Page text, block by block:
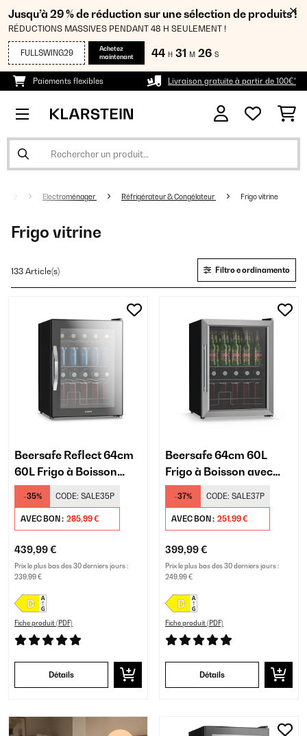
Jusqu’à 29 % de réduction sur une sélection de produits !
RÉDUCTIONS MASSIVES PENDANT 48 H SEULEMENT !
FULLSWING29
Achetez
maintenant
44 H 31 M 25 S
Paiements flexibles Livraison gratuite à partir de 100€*
Electroménager Réfrigérateur & Congélateur Frigo vitrine
Frigo vitrine
133 Article(s) Filtro e ordinamento
Beersafe Reflect 64cm
60L Frigo à Boisson
avec Porte Vitrée Noir
-35% CODE: SALE35P
AVEC BON : 285,99 €
439,99 €
Prix le plus bas des 30 derniers jours :
239,99 €
Fiche produit (PDF)
Détails
Beersafe 64cm 60L
Frigo à Boisson avec
Porte Vitrée Argent
-37% CODE: SALE37P
AVEC BON : 251,99 €
399,99 €
Prix le plus bas des 30 derniers jours :
249,99 €
Fiche produit (PDF)
Détails